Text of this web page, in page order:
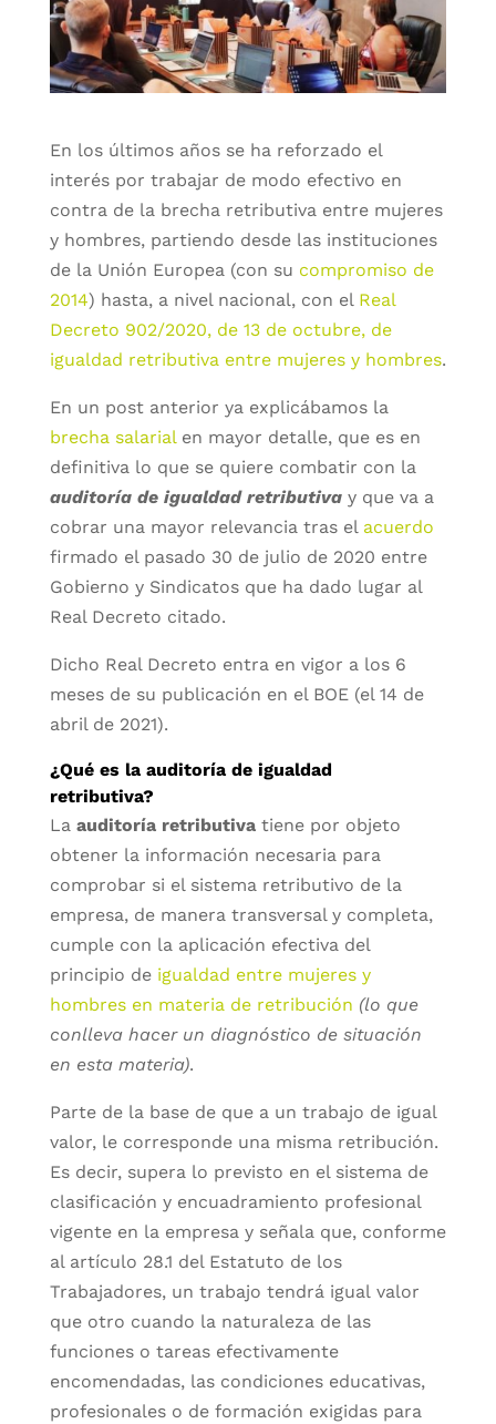
En los últimos años se ha reforzado el
interés por trabajar de modo efectivo en
contra de la brecha retributiva entre mujeres
y hombres, partiendo desde las instituciones
de la Unión Europea (con su compromiso de
2014) hasta, a nivel nacional, con el Real
Decreto 902/2020, de 13 de octubre, de
igualdad retributiva entre mujeres y hombres.
En un post anterior ya explicábamos la
brecha salarialen mayor detalle, que es en
definitiva lo que se quiere combatir con la
auditoría de igualdad retributivay que va a
cobrar una mayor relevancia tras el acuerdo
firmado el pasado 30 de julio de 2020 entre
Gobierno y Sindicatos que ha dado lugar al
Real Decreto citado.
Dicho Real Decreto entra en vigor a los 6
meses de su publicación en el BOE (el 14 de
abril de 2021).
¿Qué es la auditoría de igualdad
retributiva?
La auditoría retributivatiene por objeto
obtener la información necesaria para
comprobar si el sistema retributivo de la
empresa, de manera transversal y completa,
cumple con la aplicación efectiva del
principio deigualdad entre mujeres y
hombres en materia de retribución (lo que
conlleva hacer un diagnóstico de situación
en esta materia).
Parte de la base de que a un trabajo de igual
valor, le corresponde una misma retribución.
Es decir, supera lo previsto en el sistema de
clasificación y encuadramiento profesional
vigente en la empresa y señala que, conforme
al artículo 28.1 del Estatuto de los
Trabajadores, un trabajo tendrá igual valor
que otro cuando la naturaleza de las
funciones o tareas efectivamente
encomendadas, las condiciones educativas,
profesionales o de formación exigidas para